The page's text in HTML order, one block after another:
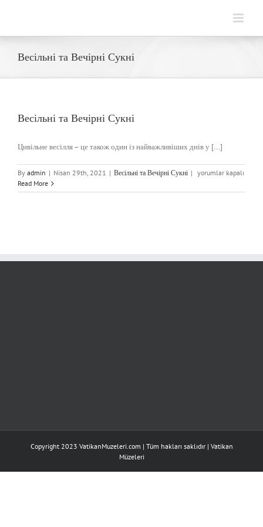
Весільні та Вечірні Сукні
Весільні та Вечірні Сукні
Цивільне весілля – це також один із найважливіших днів у [...]
By admin | Nisan 29th, 2021 | Весільні та Вечірні Сукні | Весільні
Вечірні
yorumlar kapalı
Read More
Copyright 2023 VatikanMuzeleri.com | Tüm hakları saklıdır | Vatikan
Müzeleri